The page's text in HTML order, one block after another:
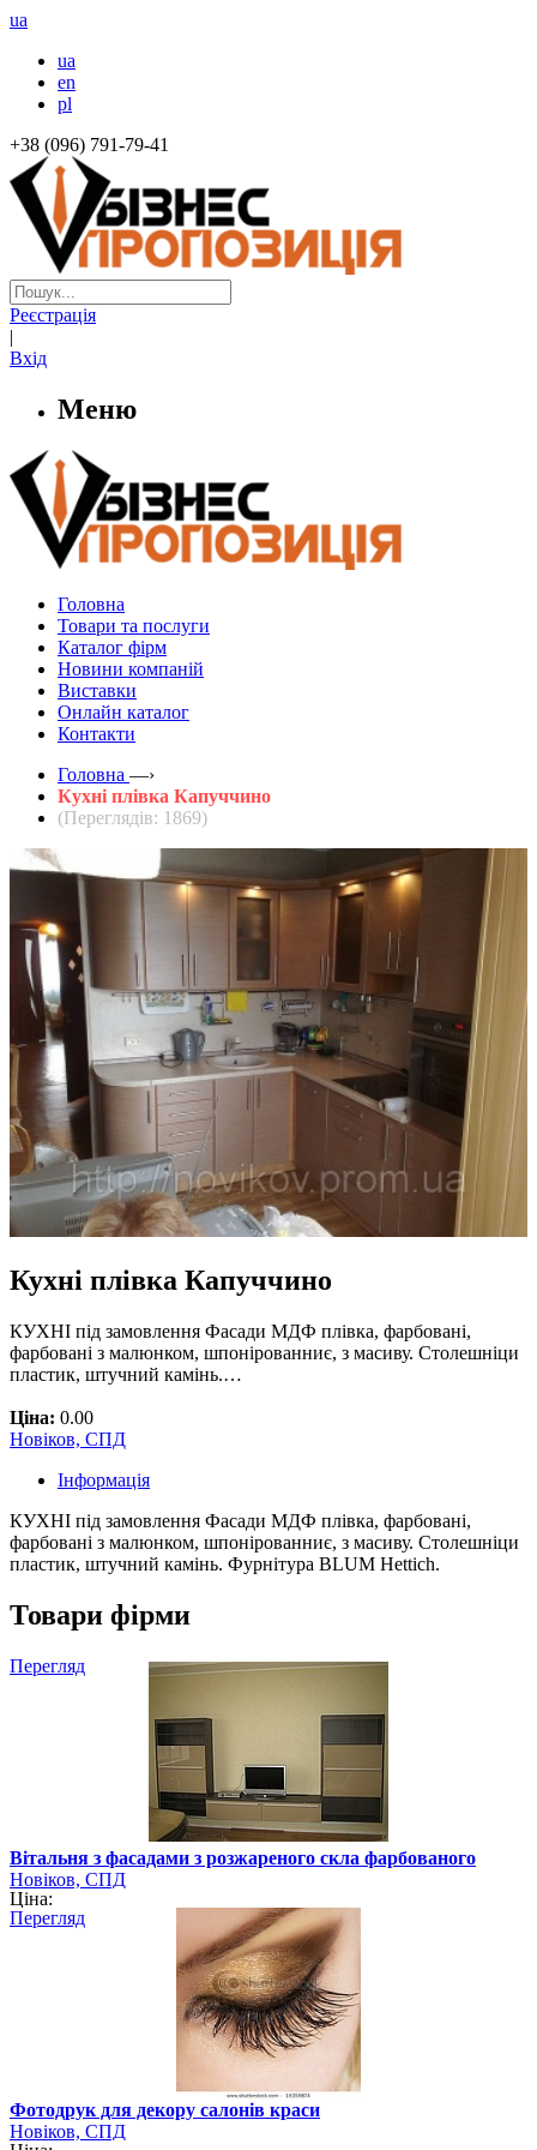
ua
ua
en
pl
+38 (096) 791-79-41
Реєстрація
|
Вхід
Меню
Головна
Товари та послуги
Каталог фірм
Новини компаній
Виставки
Онлайн каталог
Контакти
Головна —›
Кухні плівка Капуччино
(Переглядів: 1869)
Кухні плівка Капуччино
КУХНІ під замовлення Фасади МДФ плівка, фарбовані,
фарбовані з малюнком, шпонірованниє, з масиву. Столешніци
пластик, штучний камінь.…
Ціна: 0.00
Новіков, СПД
Інформація
КУХНІ під замовлення Фасади МДФ плівка, фарбовані,
фарбовані з малюнком, шпонірованниє, з масиву. Столешніци
пластик, штучний камінь. Фурнітура BLUM Hettich.
Товари фірми
Перегляд
Вітальня з фасадами з розжареного скла фарбованого
Новіков, СПД
Ціна:
Перегляд
Фотодрук для декору салонів краси
Новіков, СПД